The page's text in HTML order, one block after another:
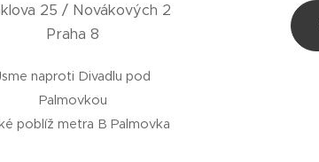
25 / Novákových 2
Praha 8
naproti Divadlu pod
Palmovkou
poblíž metra B Palmovka